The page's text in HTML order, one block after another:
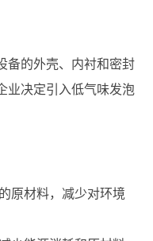
备的外壳、内衬和密封
业决定引入低气味发泡
原材料，减少对环境